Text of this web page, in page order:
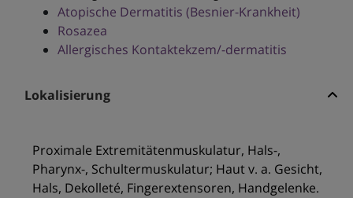
Atopische Dermatitis (Besnier-Krankheit)
Rosazea
Allergisches Kontaktekzem/-dermatitis
Lokalisierung
Proximale Extremitätenmuskulatur, Hals-,
Pharynx-, Schultermuskulatur; Haut v. a. Gesicht,
Hals, Dekolleté, Fingerextensoren, Handgelenke.